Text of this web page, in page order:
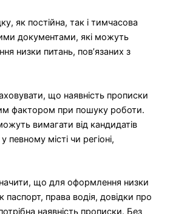
як постійна, так і тимчасова
документами, які можуть
низки питань, пов’язаних з
що наявність прописки
фактором при пошуку роботи.
вимагати від кандидатів
певному місті чи регіоні,
що для оформлення низки
паспорт, права водія, довідки про
наявність прописки. Без